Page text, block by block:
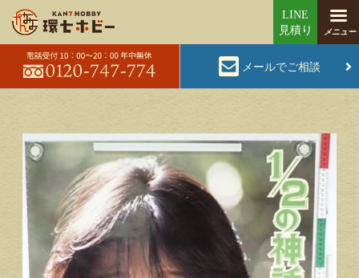
メールでご相談